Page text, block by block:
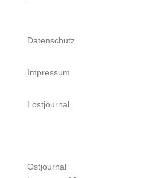
Datenschutz
Impressum
Lostjournal
Ostjournal